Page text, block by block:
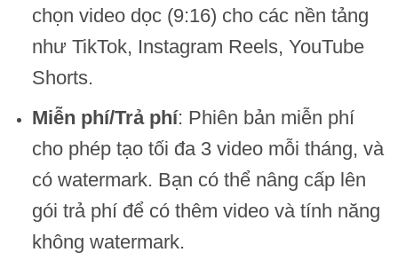
chọn video dọc (9:16) cho các nền tảng
như TikTok, Instagram Reels, YouTube
Shorts.
Miễn phí/Trả phí: Phiên bản miễn phí
cho phép tạo tối đa 3 video mỗi tháng, và
có watermark. Bạn có thể nâng cấp lên
gói trả phí để có thêm video và tính năng
không watermark.